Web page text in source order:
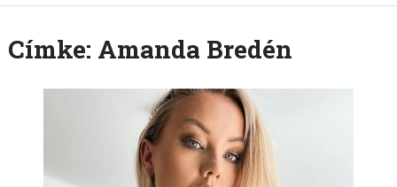
Címke: Amanda Bredén